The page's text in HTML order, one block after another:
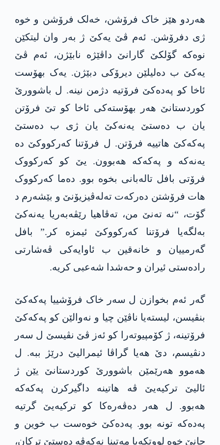
ھەردو ھێز خاک فرۆشن، خەلک فرۆشن و خوە
ژی دفرۆشن. ئەم ڤێ یەکێ ژ بەر وان لیتکێن
نوەکە گۆلکێ گارانێ داڤێژە نابێژن، ئەم ڤێ
یەکێ ب دەلیلێن دیرۆکی دبێژن. یەک بھۆست
ئاخا کو پەدەکێ فرۆتیە دژمن نینە. ل باشوورێ
کوردستانێ ھەر بھۆستەکی ئاخا کو تێ فرۆتن
یان ب دەستێ یەنەکێ یان ژی ب دەستێ
پەکەکێ ھاتییە فرۆتن. ل فرۆتنا کەرکووکێ دە
یەنەکە و پەکەکە ھەبوون. یێ کو کەرکووک
فرۆتی بافل تالەبانی بخوە بوو. دەما کەرکووک
ھات فرۆشتن دەرکەت تەلەڤیزیۆنێ و بێشەرم د
گۆت، “نە تەنێ من، تەڤاھیا رێڤەبەریا یەنەکێ
بەلگەیا فرۆتنا کەرکووکێ ئیمزە کر.” بافل
گەرمییان و خانەقین ب ئاوایەکی ڤەشارتی
رادەستی ئیران و حەشدا شەعبی کریە.
گەر ئەم بخوازن ل سەر خاک فرۆشییا پەکەکێ
بنڤیسن، لیستەیا ناڤێن چیا و نەوالێن کو پەکەکێ
فرۆتینە، ژ کۆمپیوتەرا کو ئەز ڤێ نڤیسێ ل سەر
دنڤیسم، دێ ھەیا گراڤا ئیمرالیێ درێژ ببە. ل
ھەموو ھەرێمێن باشوورێ کوردستانێ یێن ژ
ئالیێ ترکیەیێ ڤە ھاتینە داگیرکرن پەکەکە
ھەبوو. ل هەر دەڤەرەکا کو ترکیەیێ گرتیە
پەدەکە تونە بوو. پەدەکێ خوەست ب خوین و
جانێ خوە لووتکەیا مەتینا نەکەڤە دەستێ ترکان،